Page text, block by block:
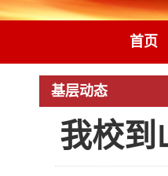
首页
基层动态
我校到